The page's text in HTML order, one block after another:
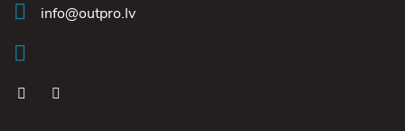
info@outpro.lv